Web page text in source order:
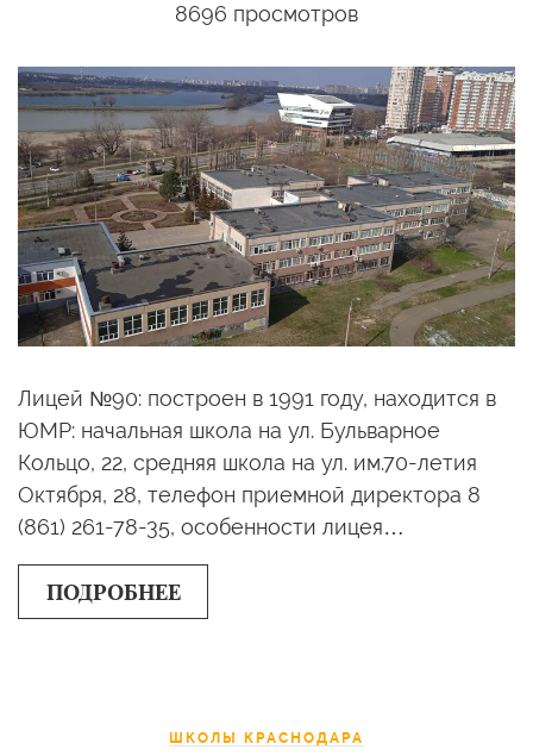
8696 просмотров
Лицей №90: построен в 1991 году, находится в
ЮМР: начальная школа на ул. Бульварное
Кольцо, 22, средняя школа на ул. им.70-летия
Октября, 28, телефон приемной директора 8
(861) 261-78-35, особенности лицея…
ПОДРОБНЕЕ
ШКОЛЫ КРАСНОДАРА